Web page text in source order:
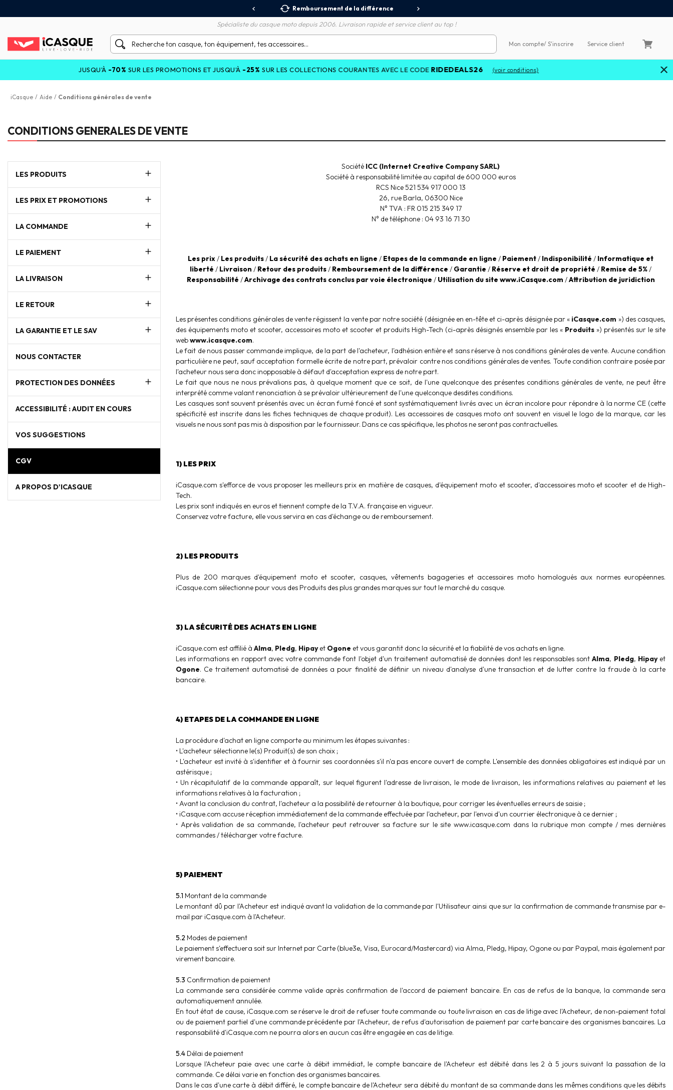
Remboursement de la différence
Spécialiste du casque moto depuis 2006. Livraison rapide et service client au top !
Mon compte/ S'inscrire Service client
-70%SUR LES PROMOTIONS ET JUSQU'À-25%SUR LES COLLECTIONS COURANTES AVEC LE CODERIDEDEALS26 (voir conditions)
iCasque / Aide / Conditions générales de vente
CONDITIONS GENERALES DE VENTE
LES PRODUITS
LES PRIX ET PROMOTIONS
LA COMMANDE
LE PAIEMENT
LA LIVRAISON
LE RETOUR
LA GARANTIE ET LE SAV
NOUS CONTACTER
PROTECTION DES DONNÉES
ACCESSIBILITÉ : AUDIT EN COURS
VOS SUGGESTIONS
CGV
A PROPOS D'ICASQUE
Société ICC (Internet Creative Company SARL)
Société à responsabilité limitée au capital de 600 000 euros
RCS Nice 521 534 917 000 13
26, rue Barla, 06300 Nice
N° TVA : FR 015 215 349 17
N° de téléphone : 04 93 16 71 30
Les prix/ Les produits/ La sécurité des achats en ligne / Etapes de la commande en ligne / Paiement/ Indisponibilité / Informatique et
liberté / Livraison / Retour des produits/ Remboursement de la différence / Garantie / Réserve et droit de propriété / Remise de 5%/
Responsabilité /Archivage des contrats conclus par voie électronique / Utilisation du site www.iCasque.com /Attribution de juridiction
Les présentes conditions générales de vente régissent la vente par notre société (désignée en en-tête et ci-après désignée par « iCasque.com ») des casques,
des équipements moto et scooter, accessoires moto et scooter et produits High-Tech (ci-après désignés ensemble par les « Produits ») présentés sur le site
webwww.icasque.com.
Le fait de nous passer commande implique, de la part de l'acheteur, l'adhésion entière et sans réserve à nos conditions générales de vente. Aucune condition
particulière ne peut, sauf acceptation formelle écrite de notre part, prévaloir contre nos conditions générales de ventes. Toute condition contraire posée par
l'acheteur nous sera donc inopposable à défaut d'acceptation express de notre part.
Le fait que nous ne nous prévalions pas, à quelque moment que ce soit, de l'une quelconque des présentes conditions générales de vente, ne peut être
interprété comme valant renonciation à se prévaloir ultérieurement de l'une quelconque desdites conditions.
Les casques sont souvent présentés avec un écran fumé foncé et sont systématiquement livrés avec un écran incolore pour répondre à la norme CE (cette
spécificité est inscrite dans les fiches techniques de chaque produit). Les accessoires de casques moto ont souvent en visuel le logo de la marque, car les
visuels ne nous sont pas mis à disposition par le fournisseur. Dans ce cas spécifique, les photos ne seront pas contractuelles.
1) LES PRIX
iCasque.com s'efforce de vous proposer les meilleurs prix en matière de casques, d'équipement moto et scooter, d'accessoires moto et scooter et de High-
Tech.
Les prix sont indiqués en euros et tiennent compte de la T.V.A. française en vigueur.
Conservez votre facture, elle vous servira en cas d'échange ou de remboursement.
2) LES PRODUITS
Plus de 200 marques d'équipement moto et scooter, casques, vêtements bagageries et accessoires moto homologués aux normes européennes.
iCasque.com sélectionne pour vous des Produits des plus grandes marques sur tout le marché du casque.
3) LA SÉCURITÉ DES ACHATS EN LIGNE
iCasque.com est affilié à Alma, Pledg, Hipayet Ogone et vous garantit donc la sécurité et la fiabilité de vos achats en ligne.
Les informations en rapport avec votre commande font l'objet d'un traitement automatisé de données dont les responsables sontAlma, Pledg, Hipayet
Ogone. Ce traitement automatisé de données a pour finalité de définir un niveau d'analyse d'une transaction et de lutter contre la fraude à la carte
bancaire.
4) ETAPES DE LA COMMANDE EN LIGNE
La procédure d'achat en ligne comporte au minimum les étapes suivantes :
• L'acheteur sélectionne le(s) Produit(s) de son choix ;
• L'acheteur est invité à s'identifier et à fournir ses coordonnées s'il n'a pas encore ouvert de compte. L'ensemble des données obligatoires est indiqué par un
astérisque ;
• Un récapitulatif de la commande apparaît, sur lequel figurent l'adresse de livraison, le mode de livraison, les informations relatives au paiement et les
informations relatives à la facturation ;
• Avant la conclusion du contrat, l'acheteur a la possibilité de retourner à la boutique, pour corriger les éventuelles erreurs de saisie ;
• iCasque.com accuse réception immédiatement de la commande effectuée par l'acheteur, par l'envoi d'un courrier électronique à ce dernier ;
• Après validation de sa commande, l'acheteur peut retrouver sa facture sur le site www.icasque.com dans la rubrique mon compte / mes dernières
commandes / télécharger votre facture.
5) PAIEMENT
5.1 Montant de la commande
Le montant dû par l'Acheteur est indiqué avant la validation de la commande par l'Utilisateur ainsi que sur la confirmation de commande transmise par e-
mail par iCasque.com à l'Acheteur.
5.2 Modes de paiement
Le paiement s'effectuera soit sur Internet par Carte (blue3e, Visa, Eurocard/Mastercard) via Alma, Pledg, Hipay, Ogone ou par Paypal, mais également par
virement bancaire.
5.3 Confirmation de paiement
La commande sera considérée comme valide après confirmation de l'accord de paiement bancaire. En cas de refus de la banque, la commande sera
automatiquement annulée.
En tout état de cause, iCasque.com se réserve le droit de refuser toute commande ou toute livraison en cas de litige avec l'Acheteur, de non-paiement total
ou de paiement partiel d'une commande précédente par l'Acheteur, de refus d'autorisation de paiement par carte bancaire des organismes bancaires. La
responsabilité d'iCasque.com ne pourra alors en aucun cas être engagée en cas de litige.
5.4 Délai de paiement
Lorsque l'Acheteur paie avec une carte à débit immédiat, le compte bancaire de l'Acheteur est débité dans les 2 à 5 jours suivant la passation de la
commande. Ce délai varie en fonction des organismes bancaires.
Dans le cas d'une carte à débit différé, le compte bancaire de l'Acheteur sera débité du montant de sa commande dans les mêmes conditions que les débits